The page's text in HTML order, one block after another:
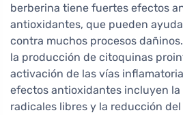
berberina tiene fuertes efectos
antioxidantes, que pueden
contra muchos procesos
la producción de citoquinas
activación de las vías
efectos antioxidantes incluyen
radicales libres y la reducción